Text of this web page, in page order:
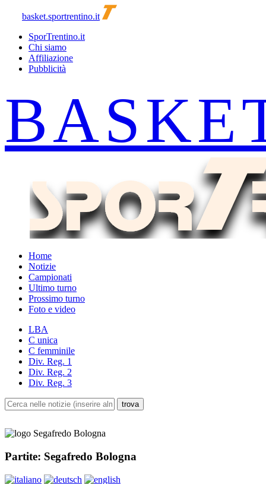
basket.sportrentino.it
SporTrentino.it
Chi siamo
Affiliazione
Pubblicità
Home
Notizie
Campionati
Ultimo turno
Prossimo turno
Foto e video
LBA
C unica
C femminile
Div. Reg. 1
Div. Reg. 2
Div. Reg. 3
Partite: Segafredo Bologna